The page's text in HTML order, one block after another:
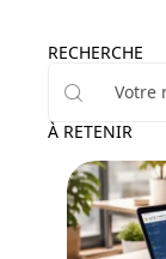
RECHERCHE
À RETENIR